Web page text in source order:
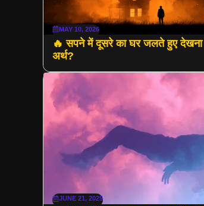
MAY 10, 2026
🔥 सपने में दूसरे का घर जलते हुए देखना
अर्थ?
JUNE 21, 2025